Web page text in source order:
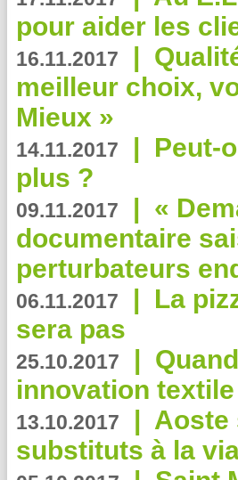
pour aider les
16.11.2017 |
meilleur choix,
Mieux »
14.11.2017 | Peut-
plus ?
09.11.2017 | «
documentaire
perturbateurs
06.11.2017 | La
sera pas
25.10.2017 |
innovation textile
13.10.2017 | Aoste
substituts à la